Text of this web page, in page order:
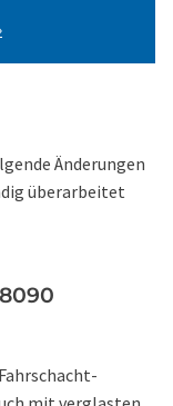
Änderungen
überarbeitet